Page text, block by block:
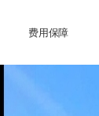
费用保障